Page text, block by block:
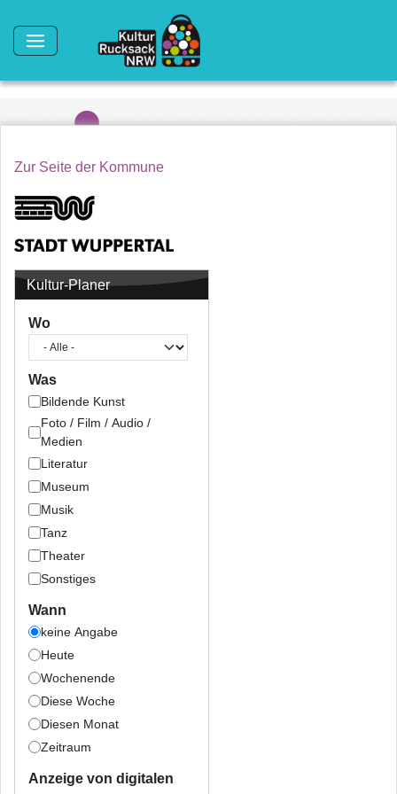
Zur Seite der Kommune
Kultur-Planer
Wo
Was
Bildende Kunst
Foto / Film / Audio /
Medien
Literatur
Museum
Musik
Tanz
Theater
Sonstiges
Wann
keine Angabe
Heute
Wochenende
Diese Woche
Diesen Monat
Zeitraum
Anzeige von digitalen